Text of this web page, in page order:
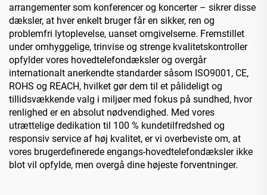
arrangementer som konferencer og koncerter – sikrer disse
dæksler, at hver enkelt bruger får en sikker, ren og
problemfri lytoplevelse, uanset omgivelserne. Fremstillet
under omhyggelige, trinvise og strenge kvalitetskontroller
opfylder vores hovedtelefondæksler og overgår
internationalt anerkendte standarder såsom ISO9001, CE,
ROHS og REACH, hvilket gør dem til et pålideligt og
tillidsvækkende valg i miljøer med fokus på sundhed, hvor
renlighed er en absolut nødvendighed. Med vores
utrættelige dedikation til 100 % kundetilfredshed og
responsiv service af høj kvalitet, er vi overbeviste om, at
vores brugerdefinerede engangs-hovedtelefondæksler ikke
blot vil opfylde, men overgå dine højeste forventninger.